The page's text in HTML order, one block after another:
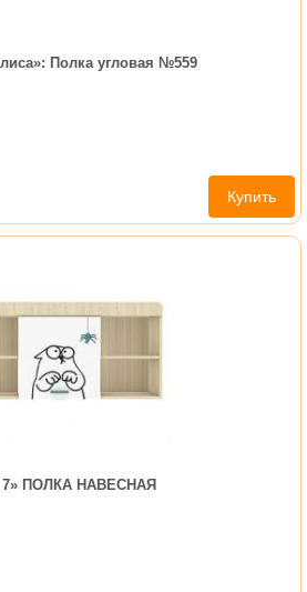
Полка угловая №559
Купить
7» ПОЛКА НАВЕСНАЯ